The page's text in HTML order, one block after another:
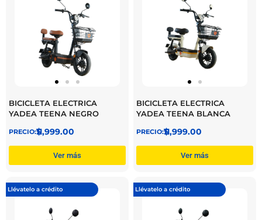
BICICLETA ELECTRICA
YADEA TEENA NEGRO
$
11,999.00
Ver más
BICICLETA ELECTRICA
YADEA TEENA BLANCA
$
11,999.00
Ver más
Llévatelo a crédito Llévatelo a crédito